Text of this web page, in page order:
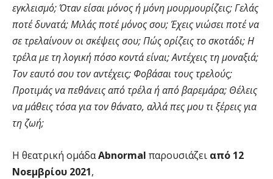
εγκλεισμό; Όταν είσαι μόνος ή μόνη μουρμουρίζεις; Γελάς
ποτέ δυνατά; Μιλάς ποτέ μόνος σου; Έχεις νιώσει ποτέ να
σε τρελαίνουν οι σκέψεις σου; Πώς ορίζεις το σκοτάδι; Η
τρέλα με τη λογική πόσο κοντά είναι; Αντέχεις τη μοναξιά;
Τον εαυτό σου τον αντέχεις; Φοβάσαι τους τρελούς;
Προτιμάς να πεθάνεις από τρέλα ή από βαρεμάρα; Θέλεις
να μάθεις τόσα για τον θάνατο, αλλά πες μου τι ξέρεις για
τη ζωή;
Η θεατρική ομάδαAbnormal παρουσιάζει από 12
Νοεμβρίου 2021,